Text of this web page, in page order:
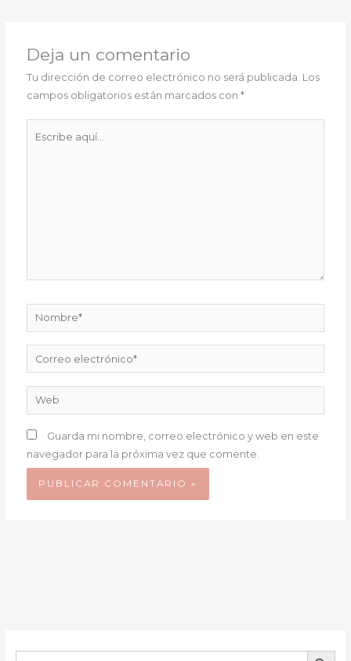
Deja un comentario
Tu dirección de correo electrónico no será publicada. Los
campos obligatorios están marcados con*
Nombre*
Correo
electrónico*
Web
Guarda mi nombre, correo electrónico y web en este
navegador para la próxima vez que comente.
Buscar: BOTÓN DE